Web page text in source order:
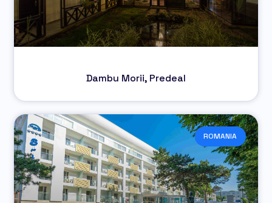
Dambu Morii, Predeal
ROMANIA